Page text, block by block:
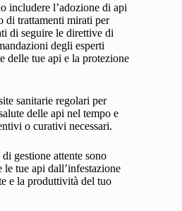
includere l’adozione di api
di trattamenti mirati per
di seguire le direttive di
degli esperti
delle tue api e la protezione
sanitarie regolari per
delle api nel tempo e
o curativi necessari.
gestione attente sono
tue api dall’infestazione
e la produttività del tuo